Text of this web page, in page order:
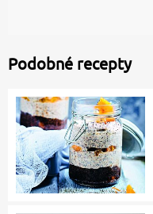
Podobné recepty